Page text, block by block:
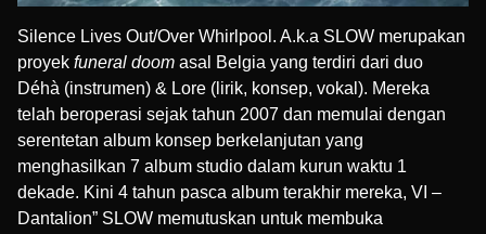
Silence Lives Out/Over Whirlpool. A.k.a SLOW merupakan
proyek funeral doom asal Belgia yang terdiri dari duo
Déhà (instrumen) & Lore (lirik, konsep, vokal). Mereka
telah beroperasi sejak tahun 2007 dan memulai dengan
serentetan album konsep berkelanjutan yang
menghasilkan 7 album studio dalam kurun waktu 1
dekade. Kini 4 tahun pasca album terakhir mereka, VI –
Dantalion” SLOW memutuskan untuk membuka